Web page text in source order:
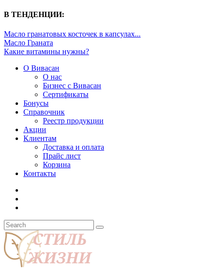
В ТЕНДЕНЦИИ:
Масло гранатовых косточек в капсулах...
Масло Граната
Какие витамины нужны?
О Вивасан
О нас
Бизнес с Вивасан
Сертификаты
Бонусы
Справочник
Реестр продукции
Акции
Клиентам
Доставка и оплата
Прайс лист
Корзина
Контакты